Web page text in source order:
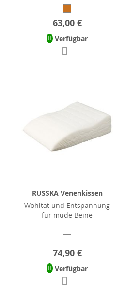
63,00 €
Verfügbar
RUSSKA Venenkissen
Wohltat und Entspannung
für müde Beine
74,90 €
Verfügbar